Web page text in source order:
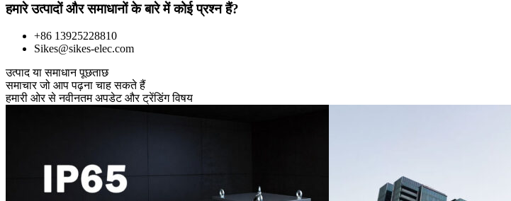
हमारे उत्पादों और समाधानों के बारे में कोई प्रश्न हैं?
+86 13925228810
Sikes@sikes-elec.com
उत्पाद या समाधान पूछताछ
समाचार जो आप पढ़ना चाह सकते हैं
हमारी ओर से नवीनतम अपडेट और ट्रेंडिंग विषय